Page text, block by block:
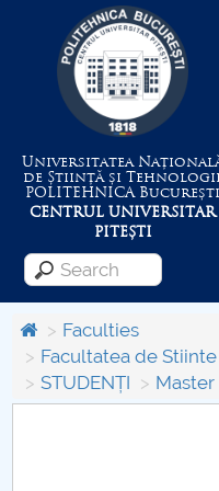
Universitatea
de Știință și
POLITEHNICABucurești
CENTRUL UNIVERSITAR
PITEȘTI
Menu
About the University
Faculties
Facultatea de
STUDENȚI
Master